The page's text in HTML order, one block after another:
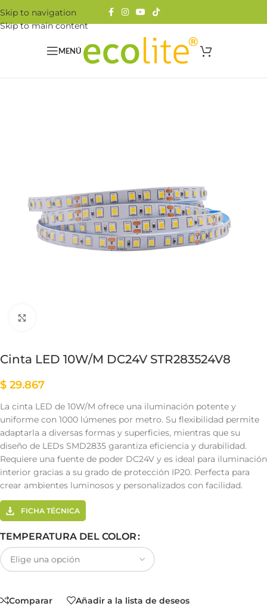
Skip to navigation
Skip to main content
MENÚ
Cinta LED 10W/M DC24V STR283524V8
$ 29.867
La cinta LED de 10W/M ofrece una iluminación potente y
uniforme con 1000 lúmenes por metro. Su flexibilidad permite
adaptarla a diversas formas y superficies, mientras que su
diseño de LEDs SMD2835 garantiza eficiencia y durabilidad.
Requiere una fuente de poder DC24V y es ideal para iluminación
interior gracias a su grado de protección IP20. Perfecta para
crear ambientes luminosos y personalizados con facilidad.
FICHA TÉCNICA
TEMPERATURA DEL COLOR
Comparar Añadir a la lista de deseos